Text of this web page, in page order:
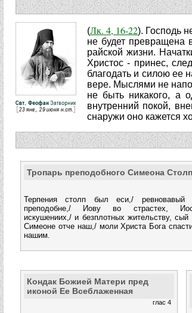
(Лк. 4, 16-22). Господь
не будет превращена
райской жизни.
Христос - принес,
благодать и силою ее
вере. Мыслями не
не быть никакого, а
внутренний покой,
снаружи оно кажется
Тропарь преподобного Симеона
Терпения столп был еси,/ ревновавый
преподобне,/ Иову во страстех,
искушениих,/ и безплотных жительству, сый
Симеоне отче наш,/ моли Христа Бога
нашим.
Кондак Божией Матери пред
иконой Ее Всеблаженная
глас 4